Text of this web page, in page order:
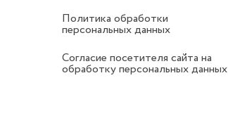
Политика обработки
персональных данных
Согласие посетителя сайта на
обработку персональных данных